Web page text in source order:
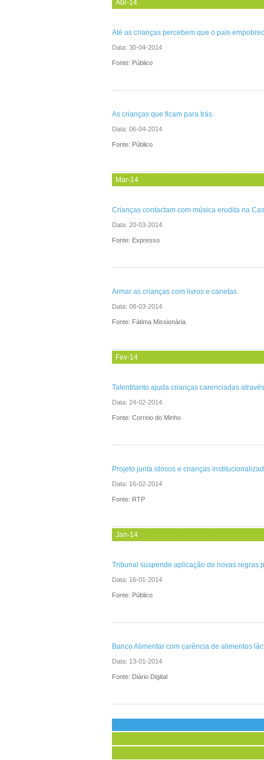
Abr-14
Até as crianças percebem que o país
Data: 30-04-2014
Fonte: Público
As crianças que ficam para trás
Data: 06-04-2014
Fonte: Público
Mar-14
Crianças contactam com música erudita na
Data: 20-03-2014
Fonte: Expresso
Armar as crianças com livros e canetas
Data: 08-03-2014
Fonte: Fátima Missionária
Fev-14
Talentitanto ajuda crianças carenciadas
Data: 24-02-2014
Fonte: Correio do Minho
Projeto junta idosos e crianças
Data: 16-02-2014
Fonte: RTP
Jan-14
Tribunal suspende aplicação de novas regras
Data: 16-01-2014
Fonte: Público
Banco Alimentar com carência de alimentos
Data: 13-01-2014
Fonte: Diário Digital